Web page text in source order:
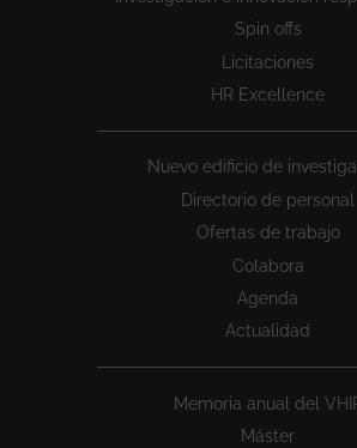
Spin offs
Licitaciones
HR Excellence
Nuevo edificio de
Directorio de personal
Ofertas de trabajo
Colabora
Agenda
Actualidad
Memoria anual del
Máster